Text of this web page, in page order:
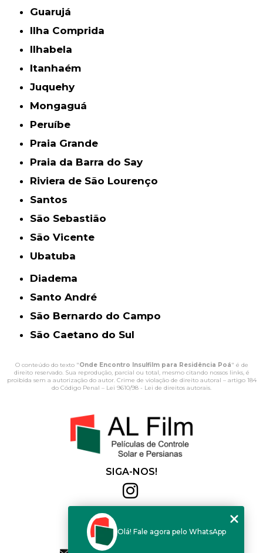
Guarujá
Ilha Comprida
Ilhabela
Itanhaém
Juquehy
Mongaguá
Peruíbe
Praia Grande
Praia da Barra do Say
Riviera de São Lourenço
Santos
São Sebastião
São Vicente
Ubatuba
Diadema
Santo André
São Bernardo do Campo
São Caetano do Sul
O conteúdo do texto "Onde Encontro Insulfilm para Residência Poá" é de
direito reservado. Sua reprodução, parcial ou total, mesmo citando nossos links, é
proibida sem a autorização do autor. Crime de violação de direito autoral – artigo 184
do Código Penal – Lei 9610/98 - Lei de direitos autorais.
SIGA-NOS!
(11) 2564-4684
(11) 94168-2041
Olá! Fale agora pelo WhatsApp